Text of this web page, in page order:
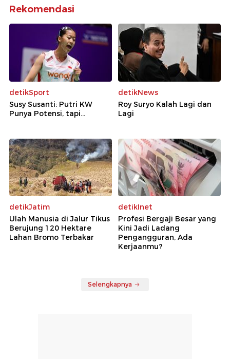
Rekomendasi
detikSport
Susy Susanti: Putri KW
Punya Potensi, tapi...
detikNews
Roy Suryo Kalah Lagi dan
Lagi
detikJatim
Ulah Manusia di Jalur Tikus
Berujung 120 Hektare
Lahan Bromo Terbakar
detikInet
Profesi Bergaji Besar yang
Kini Jadi Ladang
Pengangguran, Ada
Kerjaanmu?
Selengkapnya